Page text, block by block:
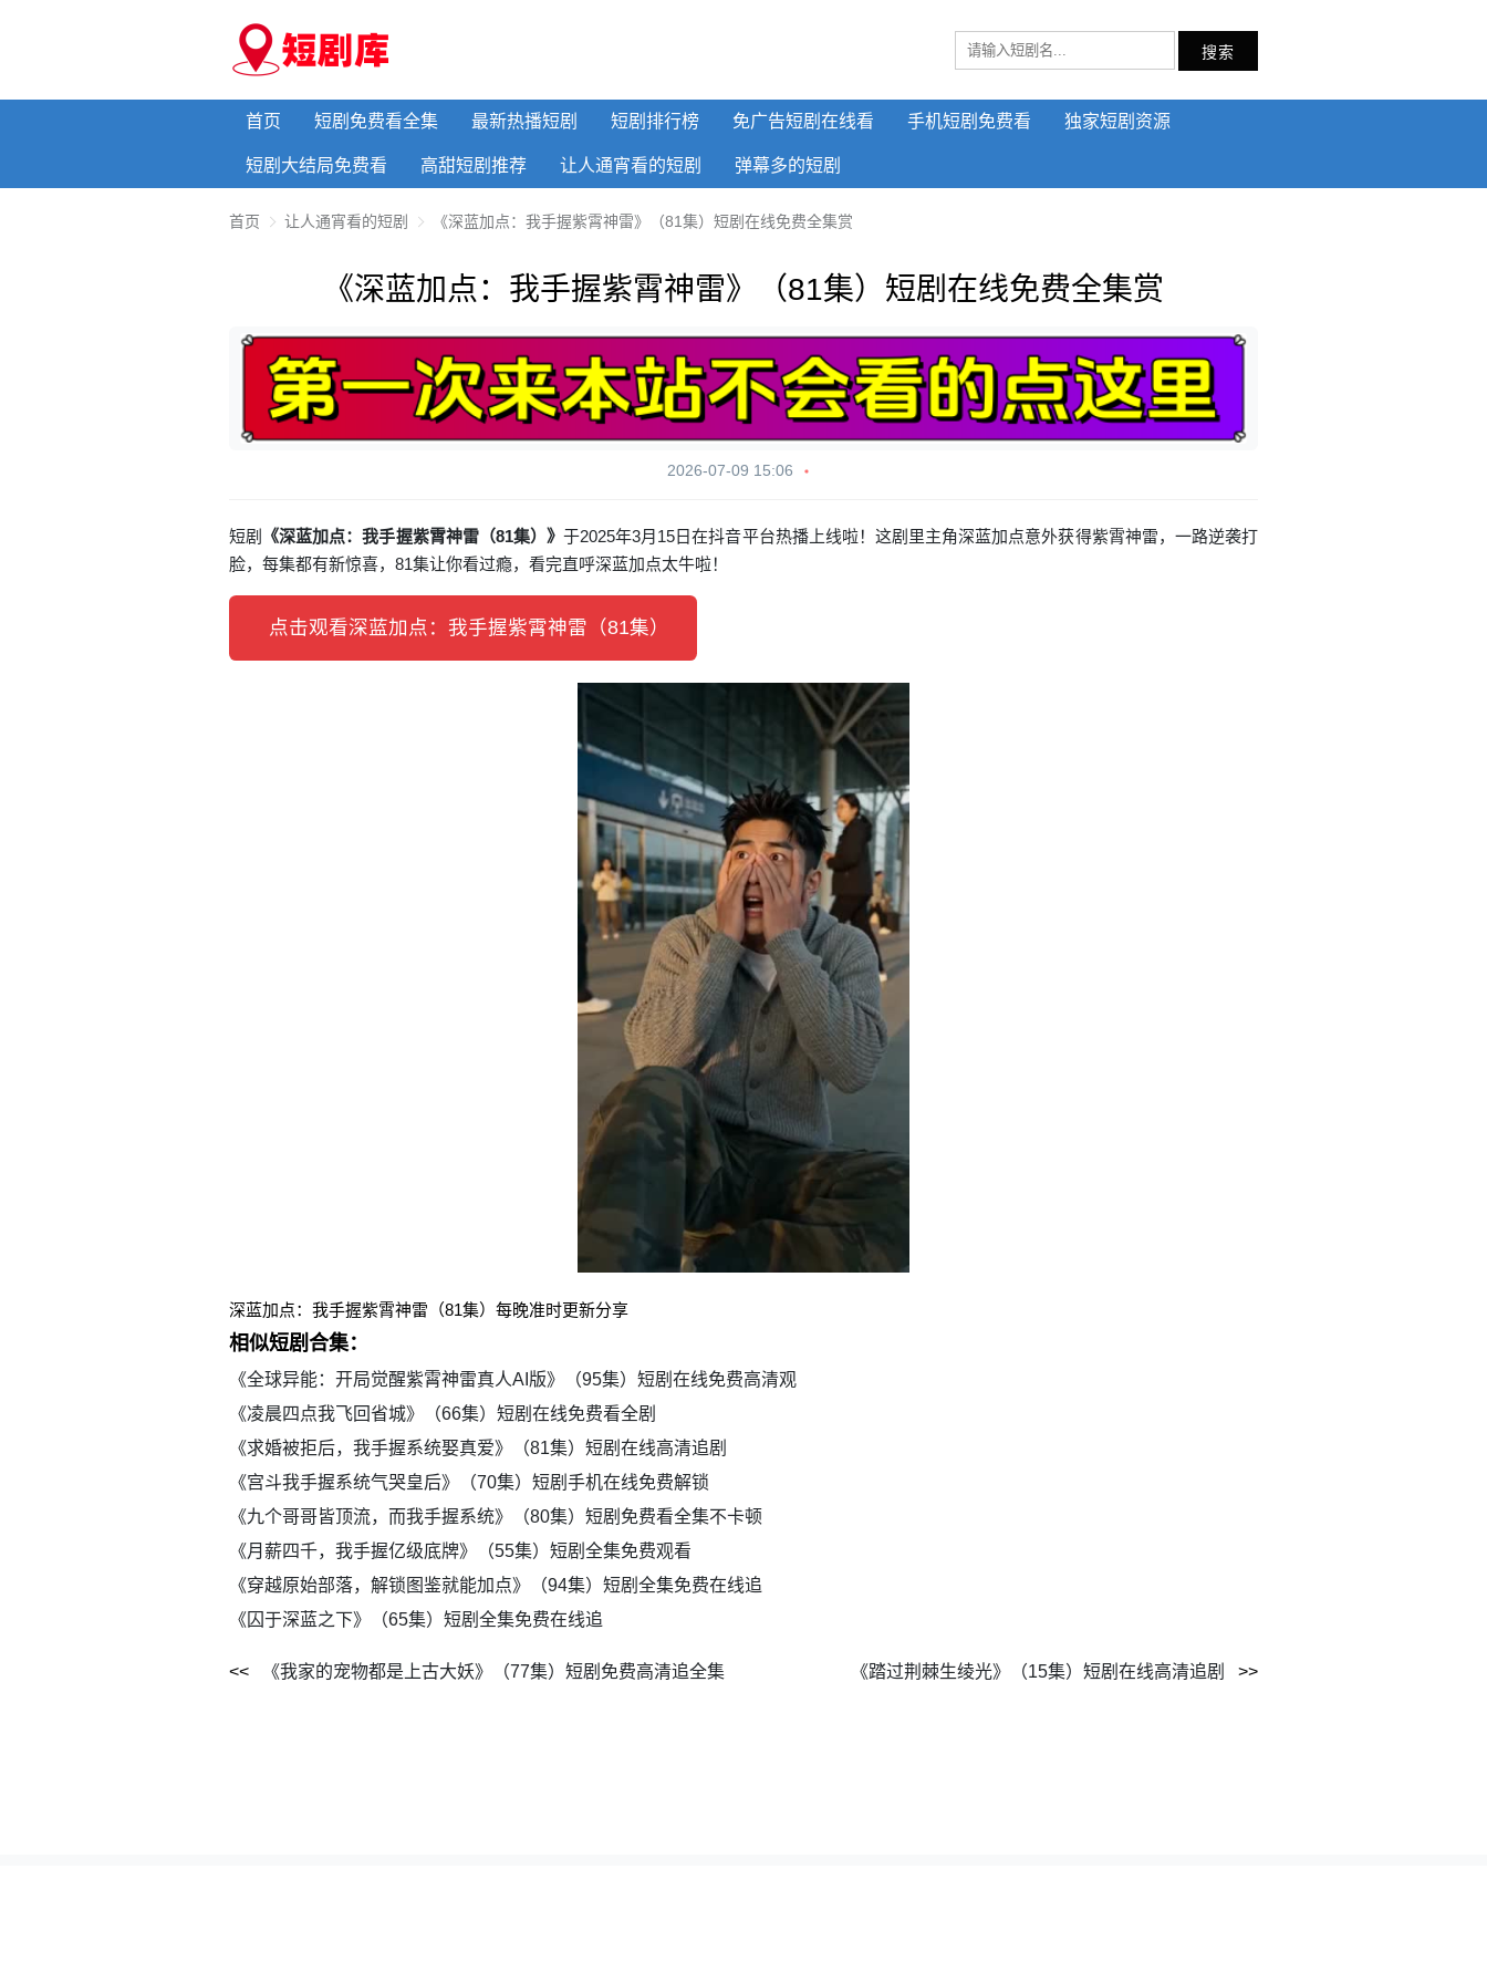
搜索
首页 短剧免费看全集 最新热播短剧 短剧排行榜 免广告短剧在线看 手机短剧免费看 独家短剧资源
短剧大结局免费看 高甜短剧推荐 让人通宵看的短剧 弹幕多的短剧
首页 让人通宵看的短剧 《深蓝加点：我手握紫霄神雷》（81集）短剧在线免费全集赏
《深蓝加点：我手握紫霄神雷》（81集）短剧在线免费全集赏
2026-07-09 15:06
短剧 《深蓝加点：我手握紫霄神雷（81集）》于2025年3月15日在抖音平台热播上线啦！这剧里主角深蓝加点意外获得紫霄神雷，一路逆袭打
脸，每集都有新惊喜，81集让你看过瘾，看完直呼深蓝加点太牛啦！
点击观看深蓝加点：我手握紫霄神雷（81集）
深蓝加点：我手握紫霄神雷（81集）每晚准时更新分享
相似短剧合集：
《全球异能：开局觉醒紫霄神雷真人AI版》（95集）短剧在线免费高清观
《凌晨四点我飞回省城》（66集）短剧在线免费看全剧
《求婚被拒后，我手握系统娶真爱》（81集）短剧在线高清追剧
《宫斗我手握系统气哭皇后》（70集）短剧手机在线免费解锁
《九个哥哥皆顶流，而我手握系统》（80集）短剧免费看全集不卡顿
《月薪四千，我手握亿级底牌》（55集）短剧全集免费观看
《穿越原始部落，解锁图鉴就能加点》（94集）短剧全集免费在线追
《囚于深蓝之下》（65集）短剧全集免费在线追
《我家的宠物都是上古大妖》（77集）短剧免费高清追全集 《踏过荆棘生绫光》（15集）短剧在线高清追剧